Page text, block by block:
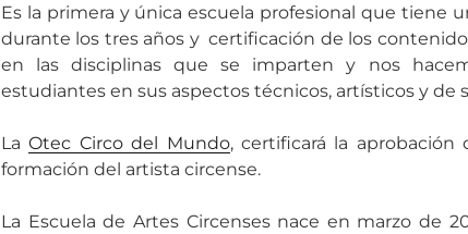
Es la primera y única escuela profesional que tiene
durante los tres años y certificación de los
en las disciplinas que se imparten y nos
estudiantes en sus aspectos técnicos, artísticos y de
LaOtec Circo del Mundo, certificará la
formación del artista circense.
La Escuela de Artes Circenses nace en marzo de